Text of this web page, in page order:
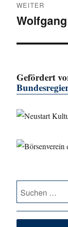
WEITER
Nächster
Gefördert
Suche
nach: